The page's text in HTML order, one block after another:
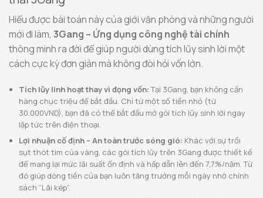
Hiểu được bài toán này của giới văn phòng và những người
mới đi làm, 3Gang – Ứng dụng công nghệ tài chính
thông minh ra đời để giúp người dùng tích lũy sinh lời một
cách cực kỳ đơn giản mà không đòi hỏi vốn lớn.
Tích lũy linh hoạt thay vì đọng vốn:Tại 3Gang, bạn không cần
hàng chục triệu để bắt đầu. Chỉ từ một số tiền nhỏ (từ
30.000VND), bạn đã có thể bắt đầu mở gói tích lũy sinh lời ngay
lập tức trên điện thoại.
Lợi nhuận cố định – An toàn trước sóng gió: Khác với sự trồi
sụt thót tim của vàng, các gói tích lũy trên 3Gang được thiết kế
để mang lại mức lãi suất ổn định và hấp dẫn lên đến 7,7%/năm. Từ
đó giúp dòng tiền của bạn luôn tăng trưởng mỗi ngày nhờ chính
sách “Lãi kép”.